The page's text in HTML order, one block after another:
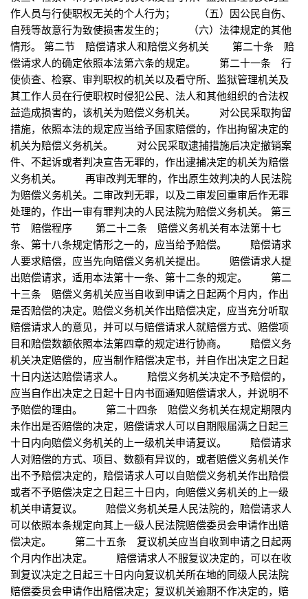
作人员与行使职权无关的个人行为； （五）因公民自伤、
自残等故意行为致使损害发生的； （六）法律规定的其他
情形。 第二节 赔偿请求人和赔偿义务机关 第二十条 赔
偿请求人的确定依照本法第六条的规定。 第二十一条 行
使侦查、检察、审判职权的机关以及看守所、监狱管理机关及
其工作人员在行使职权时侵犯公民、法人和其他组织的合法权
益造成损害的，该机关为赔偿义务机关。 对公民采取拘留
措施，依照本法的规定应当给予国家赔偿的，作出拘留决定的
机关为赔偿义务机关。 对公民采取逮捕措施后决定撤销案
件、不起诉或者判决宣告无罪的，作出逮捕决定的机关为赔偿
义务机关。 再审改判无罪的，作出原生效判决的人民法院
为赔偿义务机关。二审改判无罪，以及二审发回重审后作无罪
处理的，作出一审有罪判决的人民法院为赔偿义务机关。 第三
节 赔偿程序 第二十二条 赔偿义务机关有本法第十七
条、第十八条规定情形之一的，应当给予赔偿。 赔偿请求
人要求赔偿，应当先向赔偿义务机关提出。 赔偿请求人提
出赔偿请求，适用本法第十一条、第十二条的规定。 第二
十三条 赔偿义务机关应当自收到申请之日起两个月内，作出
是否赔偿的决定。赔偿义务机关作出赔偿决定，应当充分听取
赔偿请求人的意见，并可以与赔偿请求人就赔偿方式、赔偿项
目和赔偿数额依照本法第四章的规定进行协商。 赔偿义务
机关决定赔偿的，应当制作赔偿决定书，并自作出决定之日起
十日内送达赔偿请求人。 赔偿义务机关决定不予赔偿的，
应当自作出决定之日起十日内书面通知赔偿请求人，并说明不
予赔偿的理由。 第二十四条 赔偿义务机关在规定期限内
未作出是否赔偿的决定，赔偿请求人可以自期限届满之日起三
十日内向赔偿义务机关的上一级机关申请复议。 赔偿请求
人对赔偿的方式、项目、数额有异议的，或者赔偿义务机关作
出不予赔偿决定的，赔偿请求人可以自赔偿义务机关作出赔偿
或者不予赔偿决定之日起三十日内，向赔偿义务机关的上一级
机关申请复议。 赔偿义务机关是人民法院的，赔偿请求人
可以依照本条规定向其上一级人民法院赔偿委员会申请作出赔
偿决定。 第二十五条 复议机关应当自收到申请之日起两
个月内作出决定。 赔偿请求人不服复议决定的，可以在收
到复议决定之日起三十日内向复议机关所在地的同级人民法院
赔偿委员会申请作出赔偿决定；复议机关逾期不作决定的，赔